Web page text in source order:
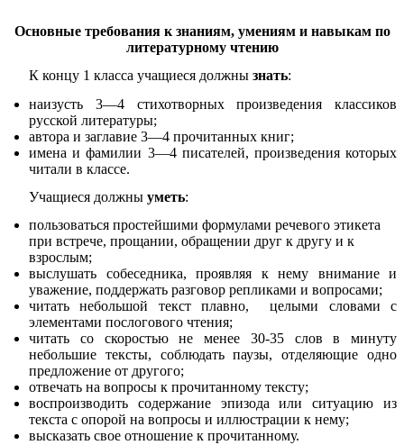
Основные требования к знаниям, умениям и навыкам по
литературному чтению
К концу 1 класса учащиеся должны знать:
наизусть 3—4 стихотворных произведения классиков
русской литературы;
автора и заглавие 3—4 прочитанных книг;
имена и фамилии 3—4 писателей, произведения которых
читали в классе.
Учащиеся должны уметь:
пользоваться простейшими формулами речевого этикета
при встрече, прощании, обращении друг к другу и к
взрослым;
выслушать собеседника, проявляя к нему внимание и
уважение, поддержать разговор репликами и вопросами;
читать небольшой текст плавно, целыми словами с
элементами послогового чтения;
читать со скоростью не менее 30-35 слов в минуту
небольшие тексты, соблюдать паузы, отделяющие одно
предложение от другого;
отвечать на вопросы к прочитанному тексту;
воспроизводить содержание эпизода или ситуацию из
текста с опорой на вопросы и иллюстрации к нему;
высказать свое отношение к прочитанному.